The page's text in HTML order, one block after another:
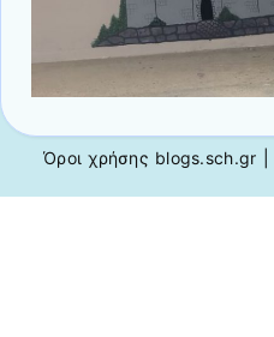
Όροι χρήσης blogs.sch.gr